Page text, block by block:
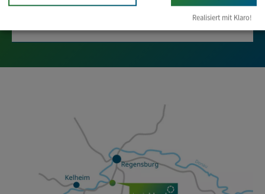
Realisiert mit Klaro!